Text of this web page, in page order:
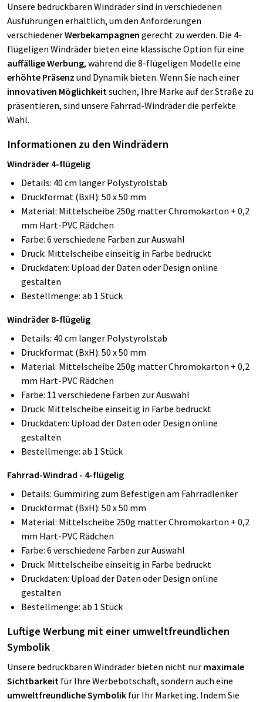
Unsere bedruckbaren Windräder sind in verschiedenen
Ausführungen erhältlich, um den Anforderungen
verschiedenerWerbekampagnen gerecht zu werden. Die 4-
flügeligen Windräder bieten eine klassische Option für eine
auffällige Werbung, während die 8-flügeligen Modelle eine
erhöhte Präsenz und Dynamik bieten. Wenn Sie nach einer
innovativen Möglichkeitsuchen, Ihre Marke auf der Straße zu
präsentieren, sind unsere Fahrrad-Windräder die perfekte
Wahl.
Informationen zu den Windrädern
Windräder 4-flügelig
Details: 40 cm langer Polystyrolstab
Druckformat (BxH): 50 x 50 mm
Material: Mittelscheibe 250g matter Chromokarton + 0,2
mm Hart-PVC Rädchen
Farbe: 6 verschiedene Farben zur Auswahl
Druck: Mittelscheibe einseitig in Farbe bedruckt
Druckdaten: Upload der Daten oder Design online
gestalten
Bestellmenge: ab 1 Stück
Windräder 8-flügelig
Details: 40 cm langer Polystyrolstab
Druckformat (BxH): 50 x 50 mm
Material: Mittelscheibe 250g matter Chromokarton + 0,2
mm Hart-PVC Rädchen
Farbe: 11 verschiedene Farben zur Auswahl
Druck: Mittelscheibe einseitig in Farbe bedruckt
Druckdaten: Upload der Daten oder Design online
gestalten
Bestellmenge: ab 1 Stück
Fahrrad-Windrad - 4-flügelig
Details: Gummiring zum Befestigen am Fahrradlenker
Druckformat (BxH): 50 x 50 mm
Material: Mittelscheibe 250g matter Chromokarton + 0,2
mm Hart-PVC Rädchen
Farbe: 6 verschiedene Farben zur Auswahl
Druck: Mittelscheibe einseitig in Farbe bedruckt
Druckdaten: Upload der Daten oder Design online
gestalten
Bestellmenge: ab 1 Stück
Luftige Werbung mit einer umweltfreundlichen
Symbolik
Unsere bedruckbaren Windräder bieten nicht nur maximale
Sichtbarkeit für Ihre Werbebotschaft, sondern auch eine
umweltfreundliche Symbolik für Ihr Marketing. Indem Sie